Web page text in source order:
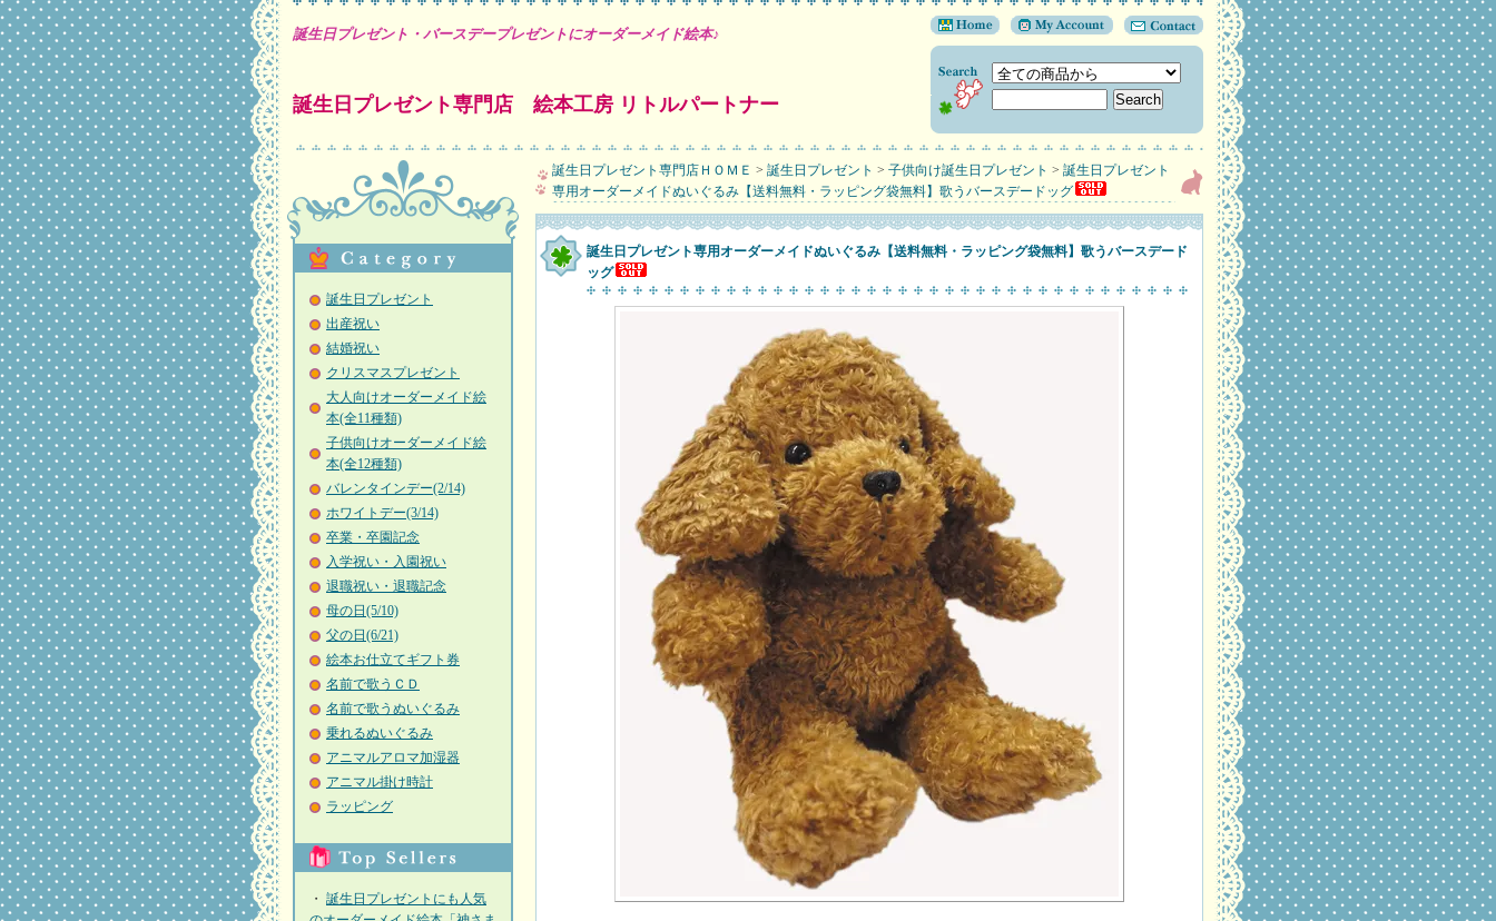
誕生日プレゼント・バースデープレゼントにオーダーメイド絵本♪
誕生日プレゼント専門店 絵本工房 リトルパートナー
誕生日プレゼント
出産祝い
結婚祝い
クリスマスプレゼント
大人向けオーダーメイド絵
本(全11種類)
子供向けオーダーメイド絵
本(全12種類)
バレンタインデー(2/14)
ホワイトデー(3/14)
卒業・卒園記念
入学祝い・入園祝い
退職祝い・退職記念
母の日(5/10)
父の日(6/21)
絵本お仕立てギフト券
名前で歌うＣＤ
名前で歌うぬいぐるみ
乗れるぬいぐるみ
アニマルアロマ加湿器
アニマル掛け時計
ラッピング
・ 誕生日プレゼントにも人気
誕生日プレゼント専門店ＨＯＭＥ > 誕生日プレゼント > 子供向け誕生日プレゼント > 誕生日プレゼント
専用オーダーメイドぬいぐるみ【送料無料・ラッピング袋無料】歌うバースデードッグ
誕生日プレゼント専用オーダーメイドぬいぐるみ【送料無料・ラッピング袋無料】歌うバースデード
ッグ